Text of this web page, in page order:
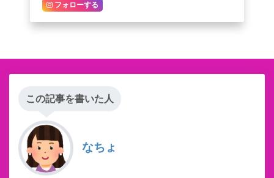
フォローする
この記事を書いた人
なちょ